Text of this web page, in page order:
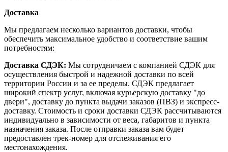
Доставка
Мы предлагаем несколько вариантов доставки, чтобы
обеспечить максимальное удобство и соответствие вашим
потребностям:
Доставка СДЭК: Мы сотрудничаем с компанией СДЭК для
осуществления быстрой и надежной доставки по всей
территории России и за ее пределы. СДЭК предлагает
широкий спектр услуг, включая курьерскую доставку "до
двери", доставку до пункта выдачи заказов (ПВЗ) и экспресс-
доставку. Стоимость и сроки доставки СДЭК рассчитываются
индивидуально в зависимости от веса, габаритов и пункта
назначения заказа. После отправки заказа вам будет
предоставлен трек-номер для отслеживания его
местонахождения.